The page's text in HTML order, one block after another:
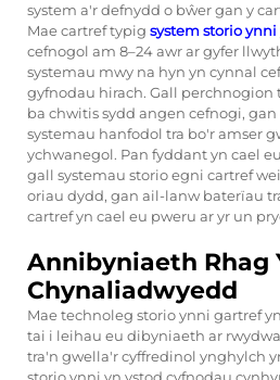
system a'r defnydd o bŵer gan y
Mae cartref typig system storio ynni
cefnogol am 8–24 awr ar gyfer
systemau mwy na hyn yn cynnal
gyfnodau hirach. Gall perchnogion
ba chwitis sydd angen cefnogi,
systemau hanfodol tra bo'r amser
ychwanegol. Pan fyddant yn cael
gall systemau storio egni cartref
oriau dydd, gan ail-lanw baterïau
cartref yn cael eu pweru ar yr un
Annibyniaeth Rhag
Chynaliadwyedd
Mae technoleg storio ynni gartref
tai i leihau eu dibyniaeth ar
tra'n gwella'r cyffredinol ynghylch